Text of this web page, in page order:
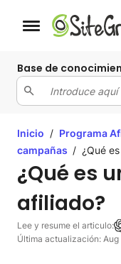
Botón de navegación móvil
Base de
Inicio / Programa
campañas / ¿Qué
¿Qué es
afiliado?
Lee y resume el articulo:
Última actualización: Aug